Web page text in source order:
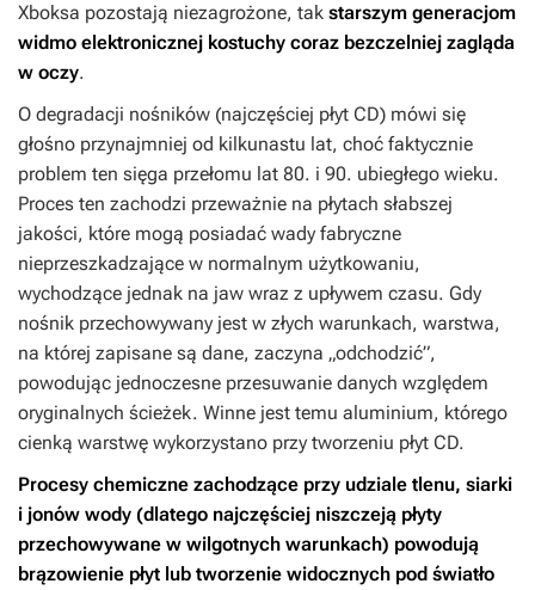
Xboksa pozostają niezagrożone, tak starszym generacjom
widmo elektronicznej kostuchy coraz bezczelniej zagląda
w oczy.
O degradacji nośników (najczęściej płyt CD) mówi się
głośno przynajmniej od kilkunastu lat, choć faktycznie
problem ten sięga przełomu lat 80. i 90. ubiegłego wieku.
Proces ten zachodzi przeważnie na płytach słabszej
jakości, które mogą posiadać wady fabryczne
nieprzeszkadzające w normalnym użytkowaniu,
wychodzące jednak na jaw wraz z upływem czasu. Gdy
nośnik przechowywany jest w złych warunkach, warstwa,
na której zapisane są dane, zaczyna „odchodzić”,
powodując jednoczesne przesuwanie danych względem
oryginalnych ścieżek. Winne jest temu aluminium, którego
cienką warstwę wykorzystano przy tworzeniu płyt CD.
Procesy chemiczne zachodzące przy udziale tlenu, siarki
i jonów wody (dlatego najczęściej niszczeją płyty
przechowywane w wilgotnych warunkach) powodują
brązowienie płyt lub tworzenie widocznych pod światło